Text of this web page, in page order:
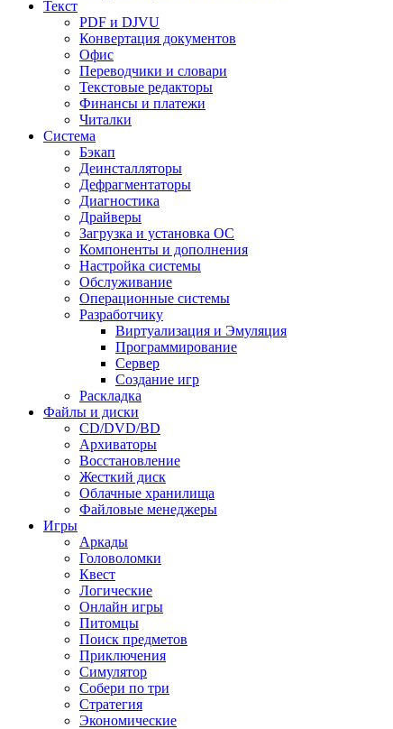
Текст
PDF и DJVU
Конвертация документов
Офис
Переводчики и словари
Текстовые редакторы
Финансы и платежи
Читалки
Система
Бэкап
Деинсталляторы
Дефрагментаторы
Диагностика
Драйверы
Загрузка и установка ОС
Компоненты и дополнения
Настройка системы
Обслуживание
Операционные системы
Разработчику
Виртуализация и Эмуляция
Программирование
Сервер
Создание игр
Раскладка
Файлы и диски
CD/DVD/BD
Архиваторы
Восстановление
Жесткий диск
Облачные хранилища
Файловые менеджеры
Игры
Аркады
Головоломки
Квест
Логические
Онлайн игры
Питомцы
Поиск предметов
Приключения
Симулятор
Собери по три
Стратегия
Экономические